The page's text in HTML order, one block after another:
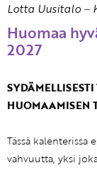
Lotta Uusitalo –
Huomaa
2027
HUOMAAMISEN
Tässä kalenterissa
vahvuutta, yksi